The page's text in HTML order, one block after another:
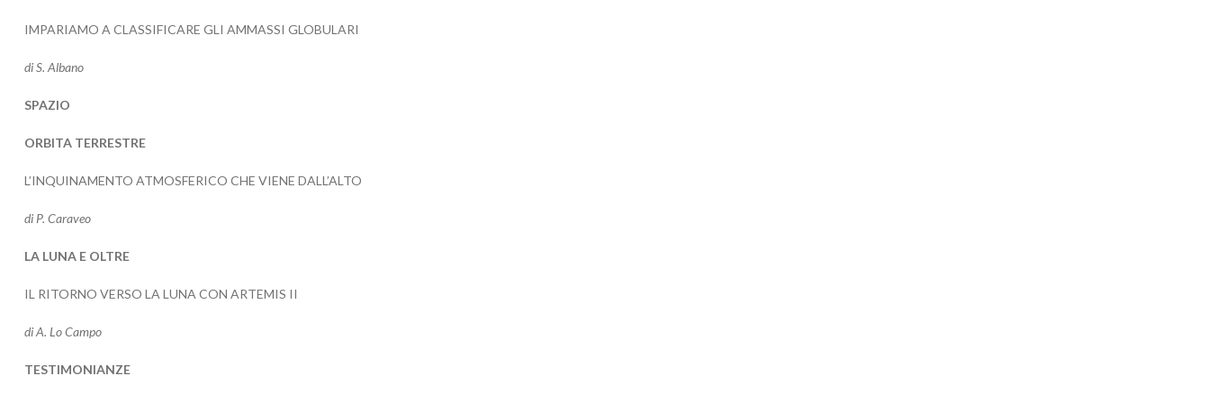
IMPARIAMO A CLASSIFICARE GLI AMMASSI GLOBULARI
di S. Albano
SPAZIO
ORBITA TERRESTRE
L’INQUINAMENTO ATMOSFERICO CHE VIENE DALL’ALTO
di P. Caraveo
LA LUNA E OLTRE
IL RITORNO VERSO LA LUNA CON ARTEMIS II
di A. Lo Campo
TESTIMONIANZE